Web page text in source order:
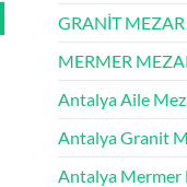
GRANİT
MERMER
Antalya Aile
Antalya Granit
Antalya Mermer